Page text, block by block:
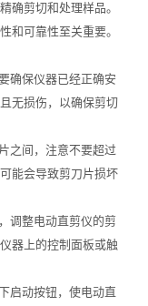
剪切和处理样品。
和可靠性至关重要。
保仪器已经正确安
无损伤，以确保剪切
间，注意不要超过
能会导致剪刀片损坏
整电动直剪仪的剪
器上的控制面板或触
动按钮，使电动直